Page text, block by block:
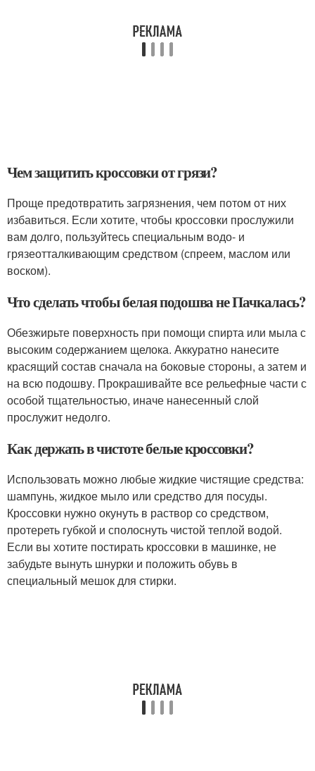
Чем защитить кроссовки от грязи?
Проще предотвратить загрязнения, чем потом от них
избавиться. Если хотите, чтобы кроссовки прослужили
вам долго, пользуйтесь специальным водо- и
грязеотталкивающим средством (спреем, маслом или
воском).
Что сделать чтобы белая подошва не Пачкалась?
Обезжирьте поверхность при помощи спирта или мыла с
высоким содержанием щелока. Аккуратно нанесите
красящий состав сначала на боковые стороны, а затем и
на всю подошву. Прокрашивайте все рельефные части с
особой тщательностью, иначе нанесенный слой
прослужит недолго.
Как держать в чистоте белые кроссовки?
Использовать можно любые жидкие чистящие средства:
шампунь, жидкое мыло или средство для посуды.
Кроссовки нужно окунуть в раствор со средством,
протереть губкой и сполоснуть чистой теплой водой.
Если вы хотите постирать кроссовки в машинке, не
забудьте вынуть шнурки и положить обувь в
специальный мешок для стирки.